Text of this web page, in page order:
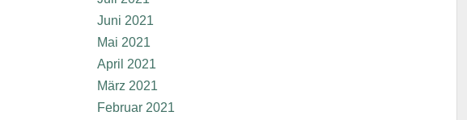
Juni 2021
Mai 2021
April 2021
März 2021
Februar 2021